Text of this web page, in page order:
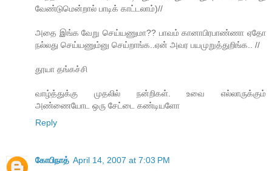
வேண்டுமென்றால் பாடிக் காட்டலாம்)//
அதை இங்க வேறு செய்யணுமா?? பாவம் கானாபிரபாண்ணா ஏதோ
நல்லது செய்யணும்னு செய்றாங்க..ஏன் அவர பயமுறுத்துறிங்க.. //
தூயா தங்கச்சி
வாழ்த்துக்கு முதலில் நன்றிகள். உவை எல்லாருக்கும்
அண்ணையோட ஒரு சேட்டை கண்டியளோ
Reply
கோபிநாத் April 14, 2007 at 7:03 PM